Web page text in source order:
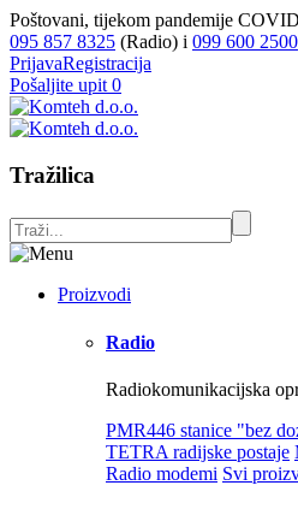
Poštovani, tijekom pandemije
095 857 8325 (Radio) i 099 600 2500
PrijavaRegistracija
Pošaljite upit 0
Tražilica
Proizvodi
Radio
Radiokomunikacijska
PMR446 stanice "bez
TETRA radijske postaje
Radio modemi Svi